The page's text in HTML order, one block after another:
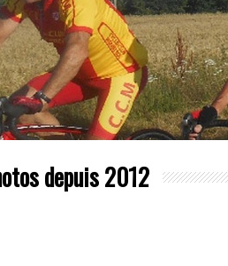
depuis 2012